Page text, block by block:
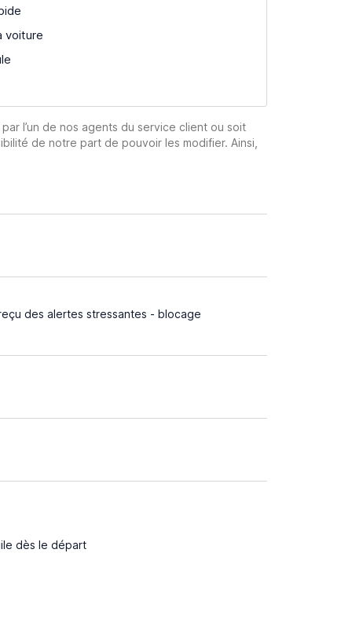
voiture
l’un de nos agents du service client ou soit
de notre part de pouvoir les modifier. Ainsi,
des alertes stressantes - blocage
dès le départ